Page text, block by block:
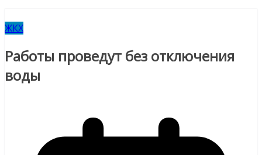
ЖКХ
Работы проведут без отключения
воды